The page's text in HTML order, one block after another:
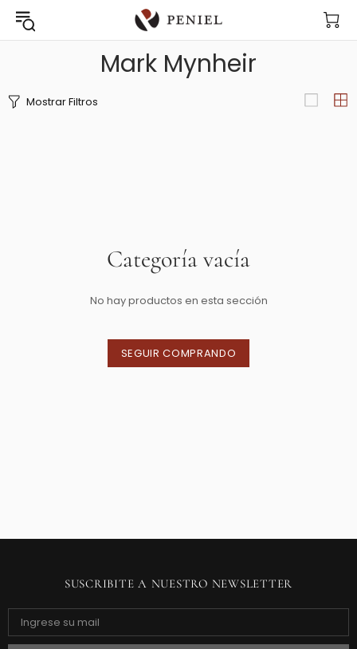
Mark Mynheir
Mostrar Filtros
Categoría vacía
No hay productos en esta sección
SEGUIR COMPRANDO
SUSCRIBITE A NUESTRO NEWSLETTER